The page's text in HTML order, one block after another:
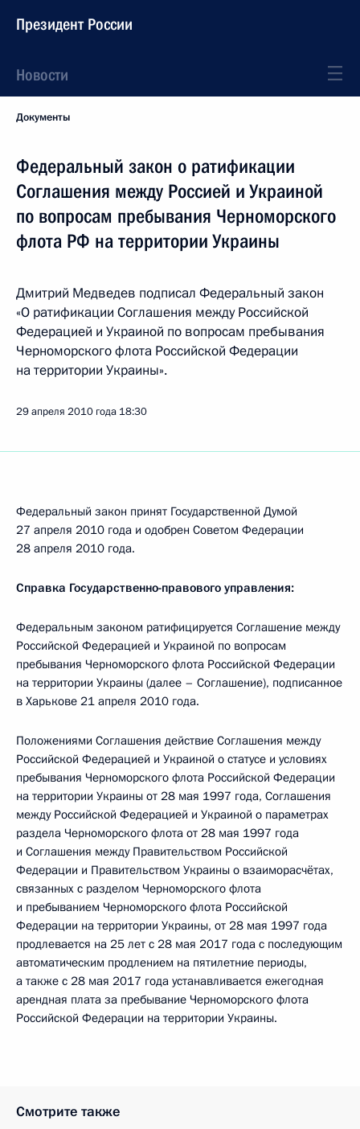
Президент России
Новости
Документы
Федеральный закон о ратификации
Соглашения между Россией и Украиной
по вопросам пребывания Черноморского
флота РФ на территории Украины
Дмитрий Медведев подписал Федеральный закон
«О ратификации Соглашения между Российской
Федерацией и Украиной по вопросам пребывания
Черноморского флота Российской Федерации
на территории Украины».
29 апреля 2010 года 18:30
Федеральный закон принят Государственной Думой
27 апреля 2010 года и одобрен Советом Федерации
28 апреля 2010 года.
Справка Государственно-правового управления:
Федеральным законом ратифицируется Соглашение между
Российской Федерацией и Украиной по вопросам
пребывания Черноморского флота Российской Федерации
на территории Украины (далее – Соглашение), подписанное
в Харькове 21 апреля 2010 года.
Положениями Соглашения действие Соглашения между
Российской Федерацией и Украиной о статусе и условиях
пребывания Черноморского флота Российской Федерации
на территории Украины от 28 мая 1997 года, Соглашения
между Российской Федерацией и Украиной о параметрах
раздела Черноморского флота от 28 мая 1997 года
и Соглашения между Правительством Российской
Федерации и Правительством Украины о взаиморасчётах,
связанных с разделом Черноморского флота
и пребыванием Черноморского флота Российской
Федерации на территории Украины, от 28 мая 1997 года
продлевается на 25 лет с 28 мая 2017 года с последующим
автоматическим продлением на пятилетние периоды,
а также с 28 мая 2017 года устанавливается ежегодная
арендная плата за пребывание Черноморского флота
Российской Федерации на территории Украины.
Смотрите также